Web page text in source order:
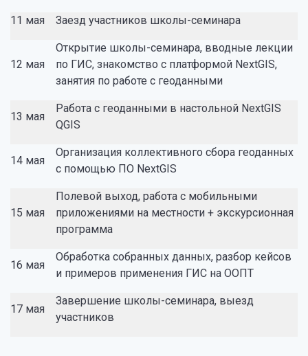
11 мая Заезд участников школы-семинара
12 мая
Открытие школы-семинара, вводные лекции
по ГИС, знакомство с платформой NextGIS,
занятия по работе с геоданными
13 мая
Работа с геоданными в настольной NextGIS
QGIS
14 мая
Организация коллективного сбора геоданных
с помощью ПО NextGIS
15 мая
Полевой выход, работа с мобильными
приложениями на местности + экскурсионная
программа
16 мая
Обработка собранных данных, разбор кейсов
и примеров применения ГИС на ООПТ
17 мая
Завершение школы-семинара, выезд
участников